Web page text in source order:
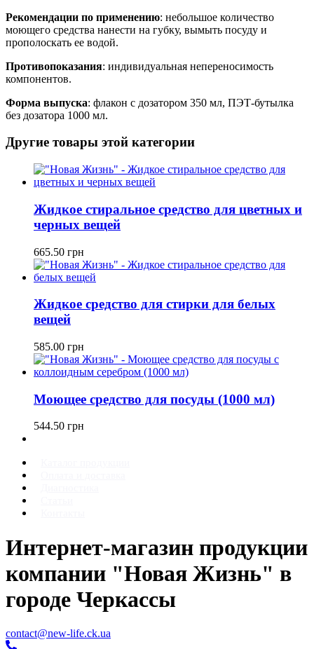
Рекомендации по применению: небольшое количество
моющего средства нанести на губку, вымыть посуду и
прополоскать ее водой.
Противопоказания: индивидуальная непереносимость
компонентов.
Форма выпуска: флакон с дозатором 350 мл, ПЭТ-бутылка
без дозатора 1000 мл.
Другие товары этой категории
Жидкое стиральное средство для цветных и
черных вещей
665.50 грн
Жидкое средство для стирки для белых
вещей
585.00 грн
Моющее средство для посуды (1000 мл)
544.50 грн
Интернет-магазин продукции
компании "Новая Жизнь" в
городе Черкассы
contact@new-life.ck.ua